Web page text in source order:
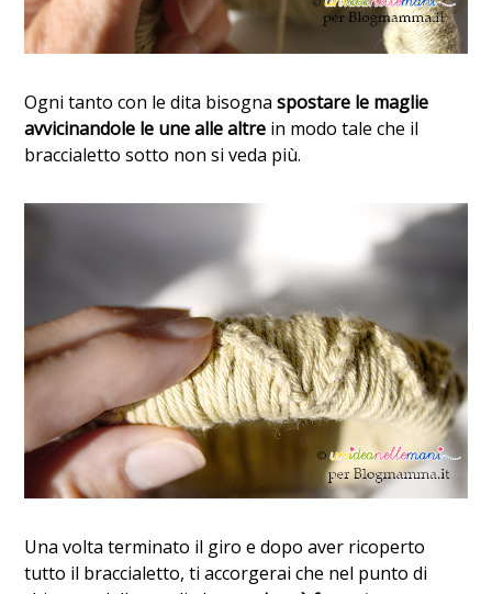
Ogni tanto con le dita bisognaspostare le maglie
avvicinandole le une alle altre in modo tale che il
braccialetto sotto non si veda più.
Una volta terminato il giro e dopo aver ricoperto
tutto il braccialetto, ti accorgerai che nel punto di